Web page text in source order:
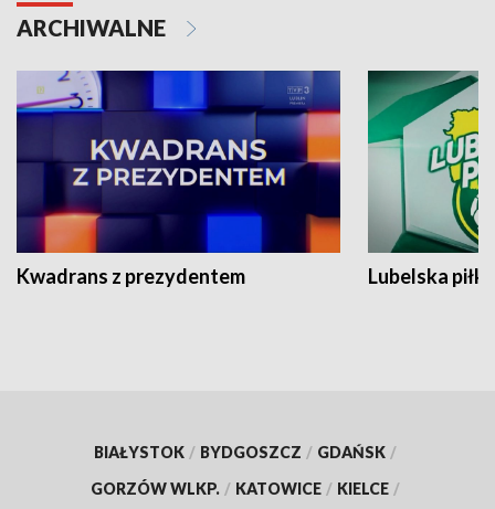
ARCHIWALNE
Kwadrans z prezydentem Lubelska piłka
BIAŁYSTOK / BYDGOSZCZ / GDAŃSK /
GORZÓW WLKP. / KATOWICE / KIELCE /